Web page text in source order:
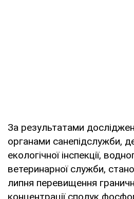
За результатами
органами санепідслужби,
екологічної інспекції,
ветеринарної служби,
липня перевищення
концентрації сполук